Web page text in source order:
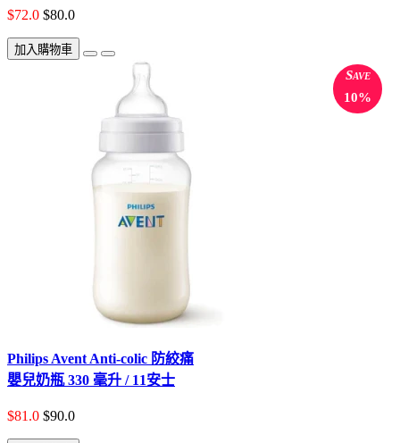
$72.0 $80.0
加入購物車
Save
10%
Philips Avent Anti-colic 防絞痛
嬰兒奶瓶 330 毫升 / 11安士
$81.0 $90.0